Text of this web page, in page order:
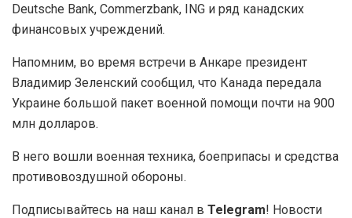
Deutsche Bank, Commerzbank, ING и ряд канадских
финансовых учреждений.
Напомним, во время встречи в Анкаре президент
Владимир Зеленский сообщил, что Канада передала
Украине большой пакет военной помощи почти на 900
млн долларов.
В него вошли военная техника, боеприпасы и средства
противовоздушной обороны.
Подписывайтесь на наш канал в Telegram! Новости